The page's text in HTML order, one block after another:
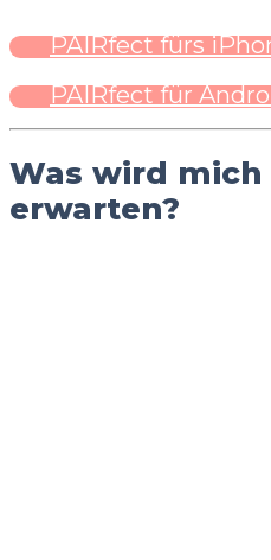
PAIRfect fürs
PAIRfect für
Was wird mich
erwarten?